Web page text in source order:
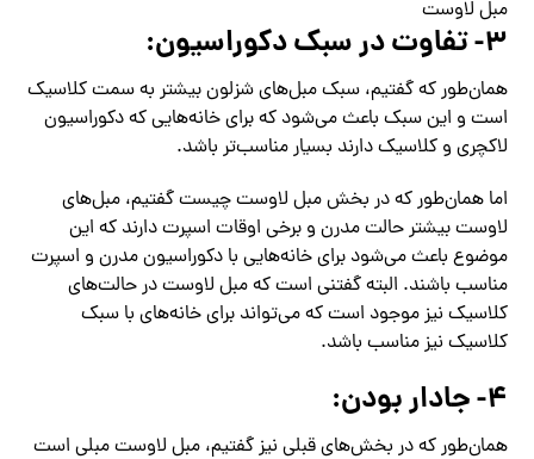
مبل لاوست
۳- تفاوت در سبک دکوراسیون:
همان‌طور که گفتیم، سبک مبل‌های شزلون بیشتر به سمت کلاسیک
است و این سبک باعث می‌شود که برای خانه‌هایی که دکوراسیون
لاکچری و کلاسیک دارند بسیار مناسب‌تر باشد.
اما همان‌طور که در بخش مبل لاوست چیست گفتیم، مبل‌های
لاوست بیشتر حالت مدرن و برخی اوقات اسپرت دارند که این
موضوع باعث می‌شود برای خانه‌هایی با دکوراسیون مدرن و اسپرت
مناسب باشند. البته گفتنی است که مبل لاوست در حالت‌های
کلاسیک نیز موجود است که می‌تواند برای خانه‌های با سبک
کلاسیک نیز مناسب باشد.
۴- جادار بودن:
همان‌طور که در بخش‌های قبلی نیز گفتیم، مبل لاوست مبلی است